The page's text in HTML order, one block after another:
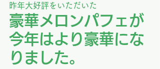
昨年大好評をいただいた
豪華メロンパフェが
今年はより豪華にな
りました。